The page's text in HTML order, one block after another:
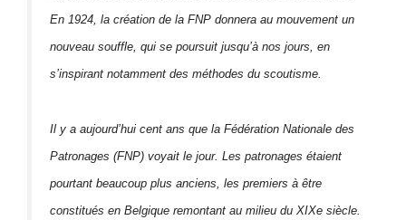
En 1924, la création de la FNP donnera au mouvement un
nouveau souffle, qui se poursuit jusqu’à nos jours, en
s’inspirant notamment des méthodes du scoutisme.
Il y a aujourd’hui cent ans que la Fédération Nationale des
Patronages (FNP) voyait le jour. Les patronages étaient
pourtant beaucoup plus anciens, les premiers à être
constitués en Belgique remontant au milieu du XIXe siècle.